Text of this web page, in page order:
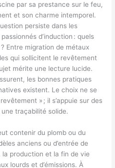
par sa prestance sur le feu,
et son charme intemporel.
persiste dans les
d’induction : quels
Entre migration de métaux
qui sollicitent le revêtement
mérite une lecture lucide.
les bonnes pratiques
existent. Le choix ne se
» ; il s’appuie sur des
traçabilité solide.
contenir du plomb ou du
anciens ou d’entrée de
production et la fin de vie
lourds et d’émissions. À